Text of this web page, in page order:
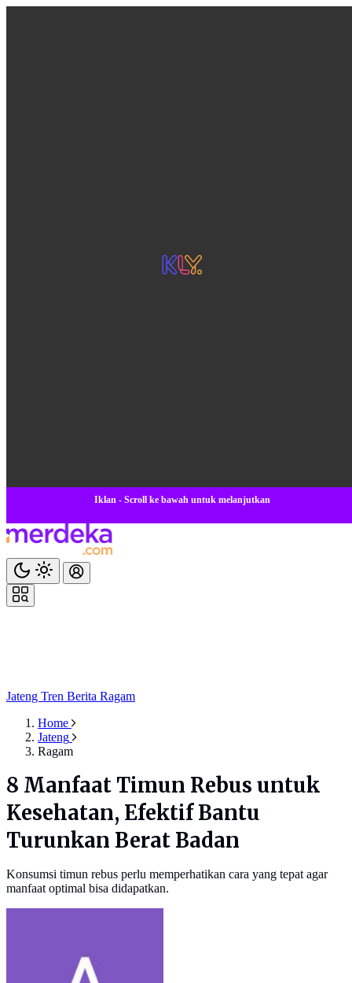
Iklan - Scroll ke bawah untuk melanjutkan
Jateng Tren Berita Ragam
Home
Jateng
Ragam
8 Manfaat Timun Rebus untuk
Kesehatan, Efektif Bantu
Turunkan Berat Badan
Konsumsi timun rebus perlu memperhatikan cara yang tepat agar
manfaat optimal bisa didapatkan.